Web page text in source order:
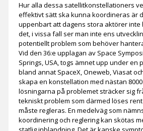
Hur alla dessa satellitkonstellationers
effektivt sätt ska kunna koordineras är
uppenbart att dagens stora aktörer inte
det, i vissa fall ser man inte ens
potentiellt problem som behöver
Vid den 36:e upplagan av Space
Springs, USA, togs ämnet upp under en
bland annat SpaceX, Oneweb, Viasat
skapa en konstellation med nästan
lösningarna på problemet sträcker sig
tekniskt problem som därmed löses
måste regleras. En medelväg som
koordinering och reglering kan skötas